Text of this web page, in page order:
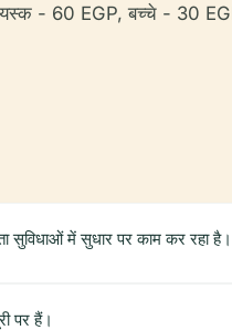
60 EGP, बच्चे - 30
में सुधार पर काम कर रहा है।
पर हैं।